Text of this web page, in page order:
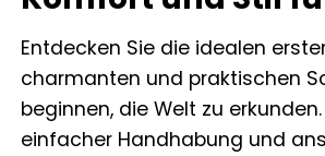
Entdecken Sie die idealen
charmanten und praktischen
beginnen, die Welt zu
einfacher Handhabung und